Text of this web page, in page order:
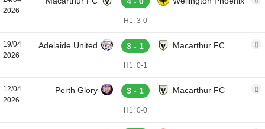
2026
H1: 3-0
19/04
2026
Adelaide United 3 - 1 Macarthur FC
H1: 0-1
12/04
2026
Perth Glory 3 - 1 Macarthur FC
H1: 0-0